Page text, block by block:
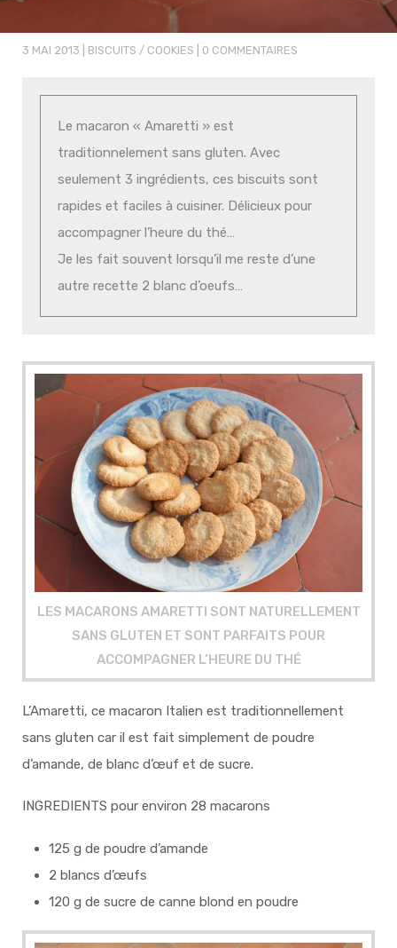
3 MAI 2013 BISCUITS / COOKIES 0 COMMENTAIRES
Le macaron « Amaretti » est
traditionnelement sans gluten. Avec
seulement 3 ingrédients, ces biscuits sont
rapides et faciles à cuisiner. Délicieux pour
accompagner l’heure du thé…
Je les fait souvent lorsqu’il me reste d’une
autre recette 2 blanc d’oeufs…
LES MACARONS AMARETTI SONT NATURELLEMENT
SANS GLUTEN ET SONT PARFAITS POUR
ACCOMPAGNER L’HEURE DU THÉ
L’Amaretti, ce macaron Italien est traditionnellement
sans gluten car il est fait simplement de poudre
d’amande, de blanc d’œuf et de sucre.
INGREDIENTS pour environ 28 macarons
125 g de poudre d’amande
2 blancs d’œufs
120 g de sucre de canne blond en poudre